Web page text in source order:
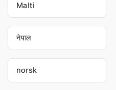
Malti
नेपाल
norsk